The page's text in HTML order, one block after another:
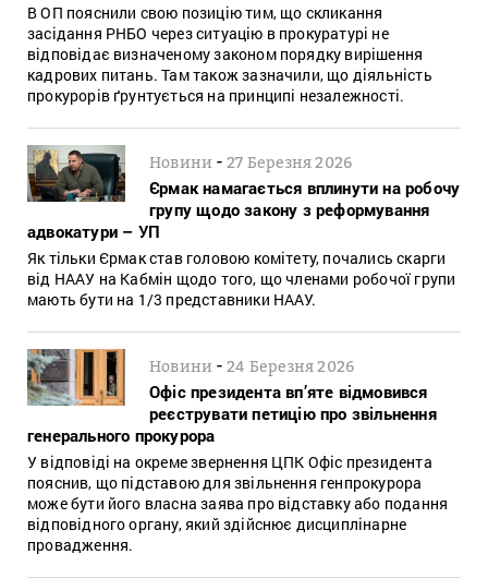
В ОП пояснили свою позицію тим, що скликання
засідання РНБО через ситуацію в прокуратурі не
відповідає визначеному законом порядку вирішення
кадрових питань. Там також зазначили, що діяльність
прокурорів ґрунтується на принципі незалежності.
Новини -27 Березня 2026
Єрмак намагається вплинути на робочу
групу щодо закону з реформування
адвокатури – УП
Як тільки Єрмак став головою комітету, почались скарги
від НААУ на Кабмін щодо того, що членами робочої групи
мають бути на 1/3 представники НААУ.
Новини -24 Березня 2026
Офіс президента вп’яте відмовився
реєструвати петицію про звільнення
генерального прокурора
У відповіді на окреме звернення ЦПК Офіс президента
пояснив, що підставою для звільнення генпрокурора
може бути його власна заява про відставку або подання
відповідного органу, який здійснює дисциплінарне
провадження.